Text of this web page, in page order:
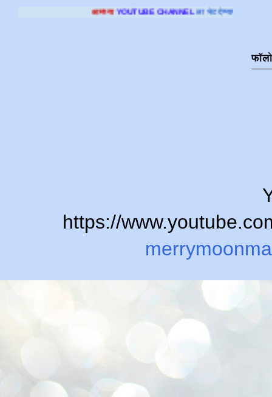
YOUTUBE CHANNELला भेट देण्यासाठी क्लिक करा.
https://